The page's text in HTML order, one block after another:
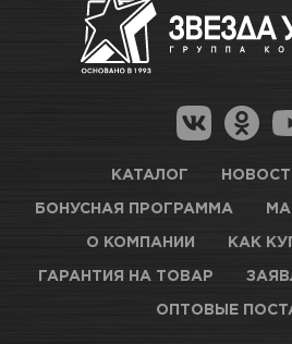
КАТАЛОГ
БОНУСНАЯ ПРОГРАММА
О КОМПАНИИ КАК
ГАРАНТИЯ НА ТОВАР
ОПТОВЫЕ